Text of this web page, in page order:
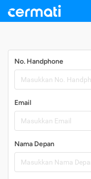
No. Handphone
Email
Nama Depan